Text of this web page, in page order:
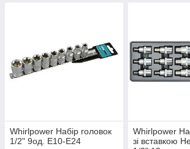
Whirlpower Набір головок
1/2" 9од. Е10-Е24
Whirlpower
зі вставкою